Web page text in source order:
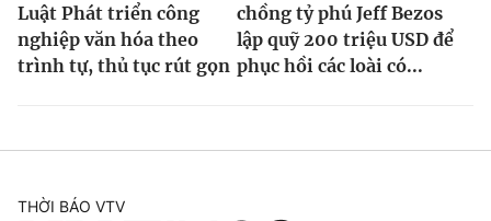
Luật Phát triển công
nghiệp văn hóa theo
trình tự, thủ tục rút gọn
chồng tỷ phú Jeff Bezos
lập quỹ 200 triệu USD để
phục hồi các loài có...
THỜI BÁO VTV